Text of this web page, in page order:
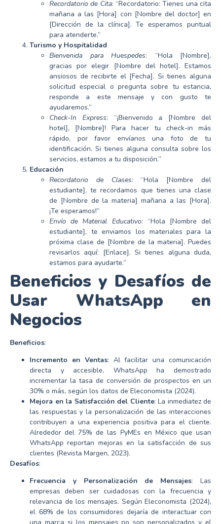
Recordatorio de Cita: “Recordatorio: Tienes una cita
mañana a las [Hora] con [Nombre del doctor] en
[Dirección de la clínica]. Te esperamos puntual
para atenderte.”
Turismo y Hospitalidad
Bienvenida para Huespedes: “Hola [Nombre],
gracias por elegir [Nombre del hotel]. Estamos
ansiosos de recibirte el [Fecha]. Si tienes alguna
solicitud especial o pregunta sobre tu estancia,
responde a este mensaje y con gusto te
ayudaremos.”
Check-In Express: “¡Bienvenido a [Nombre del
hotel], [Nombre]! Para hacer tu check-in más
rápido, por favor envíanos una foto de tu
identificación. Si tienes alguna consulta sobre los
servicios, estamos a tu disposición.”
Educación
Recordatorio de Clases: “Hola [Nombre del
estudiante], te recordamos que tienes una clase
de [Nombre de la materia] mañana a las [Hora].
¡Te esperamos!”
Envío de Material Educativo: “Hola [Nombre del
estudiante], te enviamos los materiales para la
próxima clase de [Nombre de la materia]. Puedes
revisarlos aquí: [Enlace]. Si tienes alguna duda,
estamos para ayudarte.”
Beneficios y Desafíos de
Usar WhatsApp en
Negocios
Beneficios:
Incremento en Ventas: Al facilitar una comunicación
directa y accesible, WhatsApp ha demostrado
incrementar la tasa de conversión de prospectos en un
30% o más, según los datos de Eleconomista (2024).
Mejora en la Satisfacción del Cliente: La inmediatez de
las respuestas y la personalización de las interacciones
contribuyen a una experiencia positiva para el cliente.
Alrededor del 75% de las PyMEs en México que usan
WhatsApp reportan mejoras en la satisfacción de sus
clientes (Revista Margen, 2023).
Desafíos:
Frecuencia y Personalización de Mensajes: Las
empresas deben ser cuidadosas con la frecuencia y
relevancia de los mensajes. Según Eleconomista (2024),
el 68% de los consumidores dejaría de interactuar con